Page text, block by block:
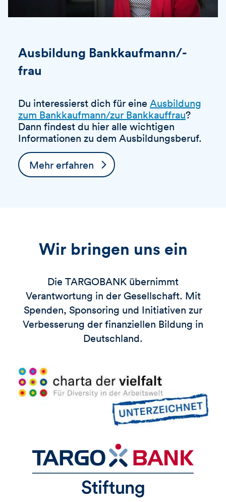
Ausbildung Bankkaufmann/-
frau
Du interessierst dich für eine Ausbildung
zum Bankkaufmann/zur Bankkauffrau?
Dann findest du hier alle wichtigen
Informationen zu dem Ausbildungsberuf.
Mehr erfahren
Wir bringen uns ein
Die TARGOBANK übernimmt
Verantwortung in der Gesellschaft. Mit
Spenden, Sponsoring und Initiativen zur
Verbesserung der finanziellen Bildung in
Deutschland.